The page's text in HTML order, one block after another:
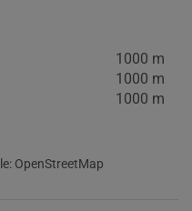
1000 m
1000 m
1000 m
OpenStreetMap